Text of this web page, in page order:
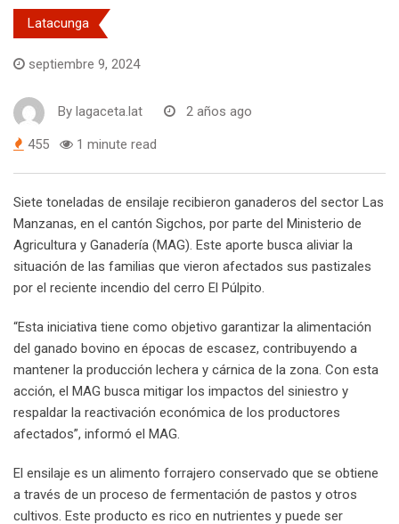
Latacunga
septiembre 9, 2024
By lagaceta.lat 2 años ago
455 1 minute read
Siete toneladas de ensilaje recibieron ganaderos del sector Las
Manzanas, en el cantón Sigchos, por parte del Ministerio de
Agricultura y Ganadería (MAG). Este aporte busca aliviar la
situación de las familias que vieron afectados sus pastizales
por el reciente incendio del cerro El Púlpito.
“Esta iniciativa tiene como objetivo garantizar la alimentación
del ganado bovino en épocas de escasez, contribuyendo a
mantener la producción lechera y cárnica de la zona. Con esta
acción, el MAG busca mitigar los impactos del siniestro y
respaldar la reactivación económica de los productores
afectados”, informó el MAG.
El ensilaje es un alimento forrajero conservado que se obtiene
a través de un proceso de fermentación de pastos y otros
cultivos. Este producto es rico en nutrientes y puede ser